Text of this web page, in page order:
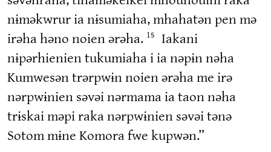
nɨməkwrur ia nɨsumiaha, mhahatən pen mə
irəha həno noien ərəha. 15
Iakani
nɨpərhienien tukumiaha i ia nəpɨn nəha
Kumwesən trərpwɨn noien ərəha me irə
nərpwɨnien səvəi nərmama ia taon nəha
trɨskai məpi raka nərpwɨnien səvəi tənə
Sotom mɨne Komora fwe kupwən.”